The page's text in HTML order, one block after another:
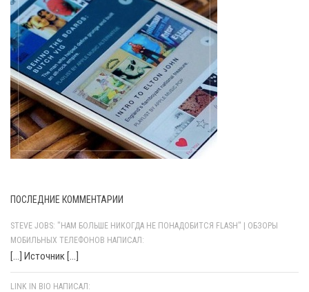
ПОСЛЕДНИЕ КОММЕНТАРИИ
STEVE JOBS: "НАМ БОЛЬШЕ НИКОГДА НЕ ПОНАДОБИТСЯ FLASH" | ОБЗОРЫ
МОБИЛЬНЫХ ТЕЛЕФОНОВ НАПИСАЛ:
[…] Источник […]
LINK IN BIO НАПИСАЛ: